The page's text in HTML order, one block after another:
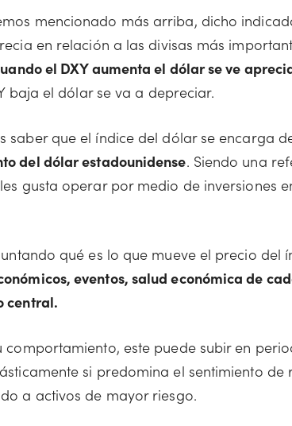
mencionado más arriba, dicho
en relación a las divisas más
el DXY aumenta el dólar se ve
baja el dólar se va a depreciar.
saber que el índice del dólar se encarga
del dólar estadounidense. Siendo una
gusta operar por medio de inversiones
qué es lo que mueve el precio del
eventos, salud económica de
central.
comportamiento, este puede subir en
si predomina el sentimiento
a activos de mayor riesgo.